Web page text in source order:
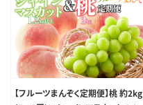
【フルーツまんぞく定期便】桃 約2kg